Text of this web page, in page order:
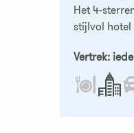
Het 4-
stijlvol hotel
Vertrek: